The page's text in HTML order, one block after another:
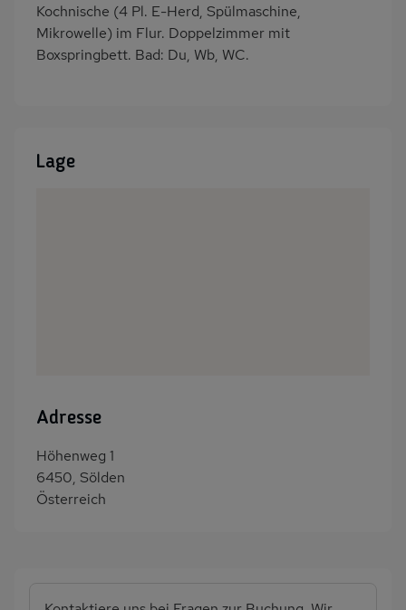
Kochnische (4 Pl. E-Herd, Spülmaschine,
Mikrowelle) im Flur. Doppelzimmer mit
Boxspringbett. Bad: Du, Wb, WC.
Lage
Adresse
Höhenweg 1
6450, Sölden
Österreich